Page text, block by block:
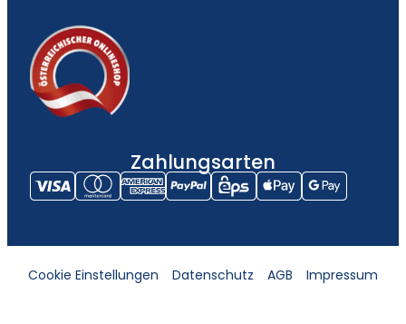
Zahlungsarten
Cookie Einstellungen Datenschutz AGB Impressum